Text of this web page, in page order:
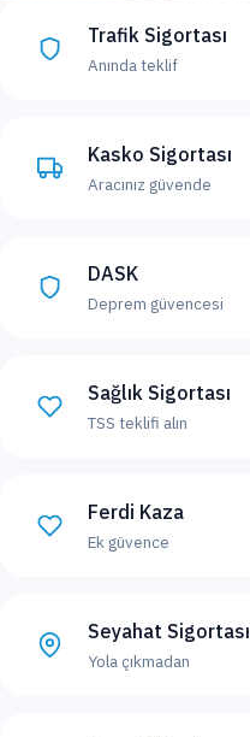
Trafik Sigortası
Anında teklif
Kasko Sigortası
Aracınız güvende
DASK
Deprem güvencesi
Sağlık Sigortası
TSS teklifi alın
Ferdi Kaza
Ek güvence
Seyahat Sigortası
Yola çıkmadan